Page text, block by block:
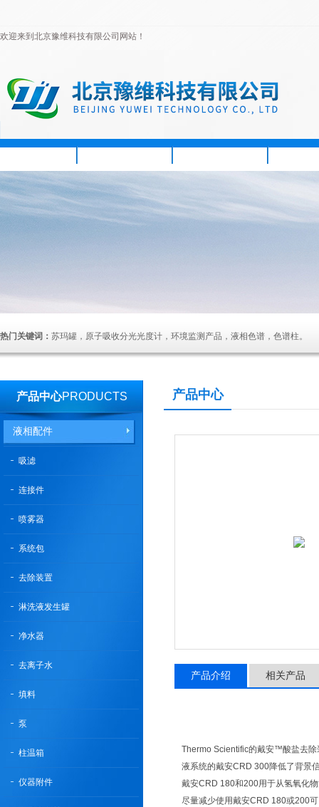
欢迎来到北京豫维科技有限公司网站！
热门关键词： 苏玛罐，原子吸收分光光度计，环境监测产品，液相色谱，色谱柱。
产品中心PRODUCTS
液相配件
吸滤
连接件
喷雾器
系统包
去除装置
淋洗液发生罐
净水器
去离子水
填料
泵
柱温箱
仪器附件
产品中心
产品介绍 相关产品
Thermo Scientific的戴安™酸盐去除
液系统的戴安CRD 300降低了背景
戴安CRD 180和200用于从氢氧化
尽量减少使用戴安CRD 180或200